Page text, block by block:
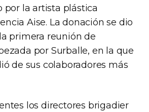
por la artista plástica
Aise. La donación se dio
primera reunión de
por Surballe, en la que
de sus colaboradores más
los directores brigadier